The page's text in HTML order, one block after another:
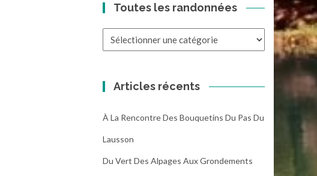
Toutes les randonnées
Articles récents
À La Rencontre Des Bouquetins Du Pas Du
Lausson
Du Vert Des Alpages Aux Grondements